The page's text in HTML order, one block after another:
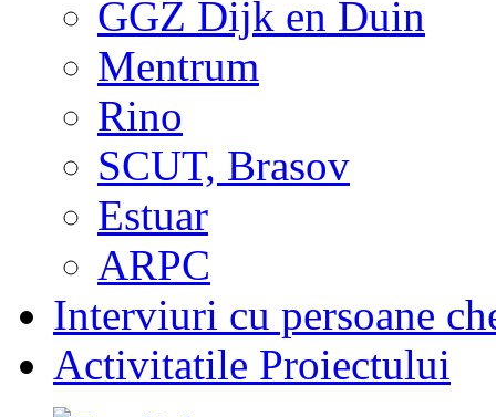
GGZ Dijk en Duin
Mentrum
Rino
SCUT, Brasov
Estuar
ARPC
Interviuri cu persoane
Activitatile Proiectului